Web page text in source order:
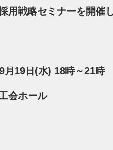
用戦略セミナーを開催
月19日(水) 18時～21時
会ホール